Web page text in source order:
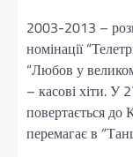
2003-2013 –
номінації
“Любов у
– касові хіти. У
повертається до
перемагає в